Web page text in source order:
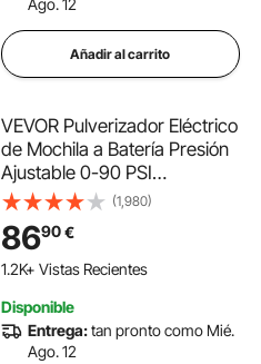
Añadir al carrito
VEVOR Pulverizador Eléctrico
de Mochila a Batería Presión
Ajustable 0-90 PSI
Capacidad de 16 L con 8
Boquillas 2 Varillas Batería de
12 V/8 Ah Uso en Interior y
Exterior para Pulverización
(1,980)
8690€
1.2K+ Vistas Recientes
Disponible
Entrega:tan pronto como Mié.
Ago. 12